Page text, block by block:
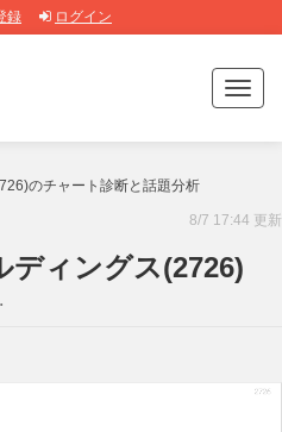
録 ログイン
T
o
g
a
v
のチャート診断と話題分析
8/7 17:44 更新
ディングス(2726)